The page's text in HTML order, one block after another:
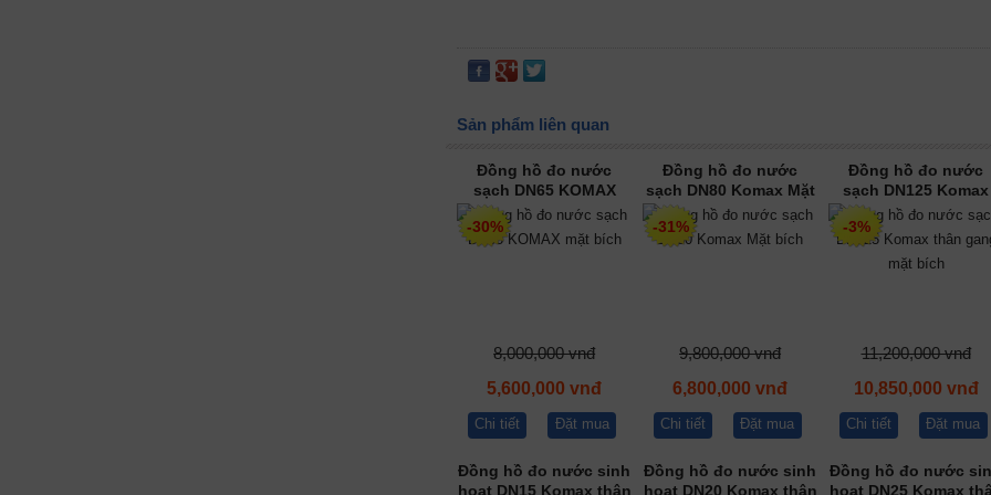
Sản phẩm liên quan
Đồng hồ đo nước
sạch DN65 KOMAX
mặt bích
-30%
8,000,000 vnđ
5,600,000 vnđ
Chi tiết Đặt mua
Đồng hồ đo nước
sạch DN80 Komax Mặt
bích
-31%
9,800,000 vnđ
6,800,000 vnđ
Chi tiết Đặt mua
Đồng hồ đo nước
sạch DN125 Komax
thân gang mặt bích
-3%
11,200,000 vnđ
10,850,000 vnđ
Chi tiết Đặt mua
Đồng hồ đo nước sinh
hoạt DN15 Komax thân
Đồng hồ đo nước sinh
hoạt DN20 Komax thân
Đồng hồ đo nước
hoạt DN25 Komax